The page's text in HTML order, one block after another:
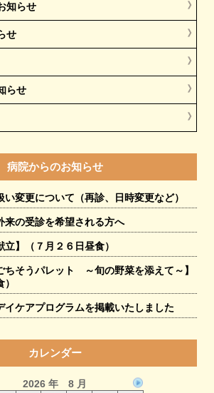
知らせ
せ
らせ
病院からのお知らせ
変更について（再診、日時変更など）
来の受診を希望される方へ
立】（７月２６日昼食）
ちそうパレット ～旬の野菜を添えて～】
イケアプログラムを掲載いたしました
カレンダー
2026 年 8 月